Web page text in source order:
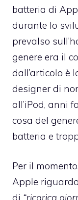
batteria di
durante lo
prevalso
genere era il
dall’articolo è
designer di
all’iPod, anni
cosa del
batteria e
Per il
Apple
di “ricarica